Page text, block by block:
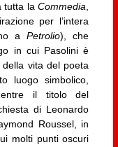
tutta laCommedia,
per l’intera
aPetrolio), che
in cui Pasolini è
vita del poeta
luogo simbolico,
il titolo del
di Leonardo
Roussel, in
molti punti oscuri